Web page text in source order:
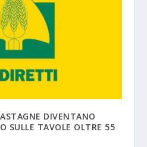
DIVENTANO
SULLE TAVOLE OLTRE 55